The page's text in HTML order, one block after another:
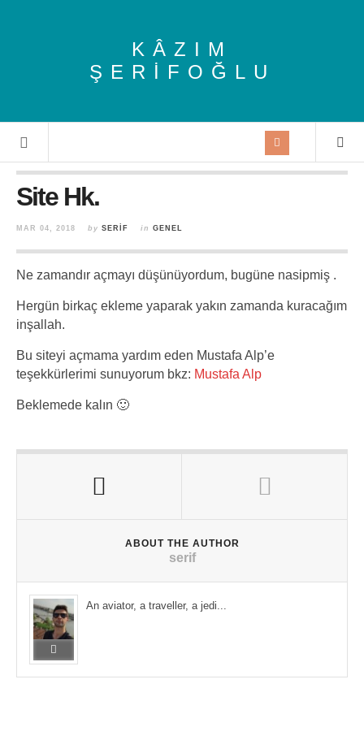
KÂZIM
ŞERIFOĞLU
Site Hk.
MAR 04, 2018 by SERIF in GENEL
Ne zamandır açmayı düşünüyordum, bugüne nasipmiş .
Hergün birkaç ekleme yaparak yakın zamanda kuracağım
inşallah.
Bu siteyi açmama yardım eden Mustafa Alp’e
teşekkürlerimi sunuyorum bkz: Mustafa Alp
Beklemede kalın 🙂
ABOUT THE AUTHOR
serif
An aviator, a traveller, a jedi...